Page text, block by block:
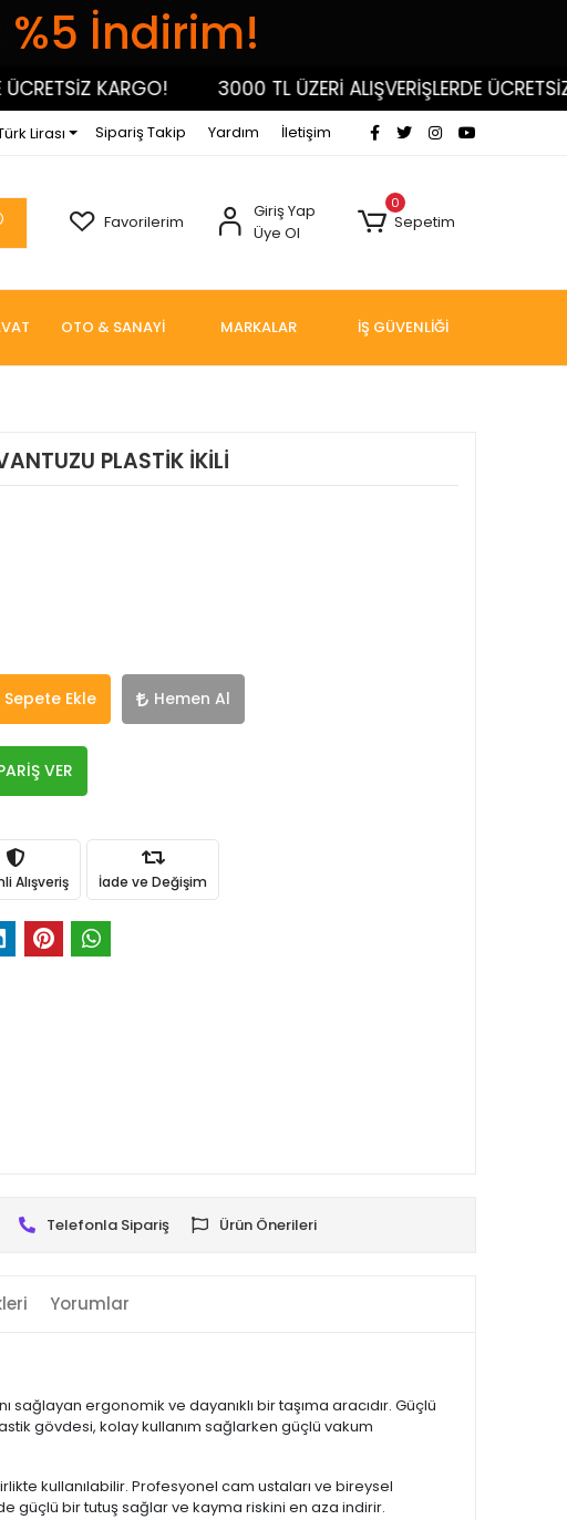
%5 İndirim!
KARGO! 3000 TL ÜZERİ ALIŞVERİŞLERDE ÜCRETSİZ
Lirası Sipariş Takip Yardım İletişim
Favorilerim
Giriş Yap
Üye Ol
0
Sepetim
OTO & SANAYİ MARKALAR İŞ GÜVENLİĞİ
PLASTİK İKİLİ
Sepete Ekle Hemen Al
VER
Alışveriş İade ve Değişim
Telefonla Sipariş Ürün Önerileri
Yorumlar
ergonomik ve dayanıklı bir taşıma aracıdır. Güçlü
gövdesi, kolay kullanım sağlarken güçlü vakum
kullanılabilir. Profesyonel cam ustaları ve bireysel
güçlü bir tutuş sağlar ve kayma riskini en aza indirir.